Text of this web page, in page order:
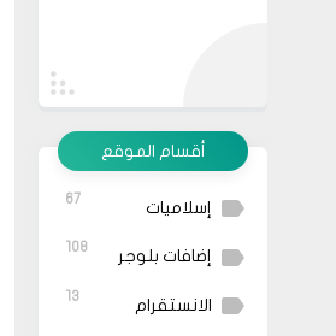
أقسام الموقع
إسلاميات 67
إضافات بلوجر 108
الانستقرام 13